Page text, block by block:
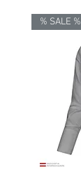
% SALE %